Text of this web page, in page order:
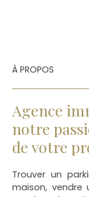
À PROPOS
Agence
notre
de votre
Trouver un
maison, vendre